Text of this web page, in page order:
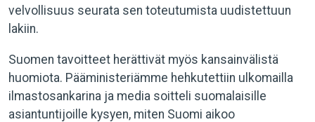
velvollisuus seurata sen toteutumista uudistettuun
lakiin.
Suomen tavoitteet herättivät myös kansainvälistä
huomiota. Pääministeriämme hehkutettiin ulkomailla
ilmastosankarina ja media soitteli suomalaisille
asiantuntijoille kysyen, miten Suomi aikoo